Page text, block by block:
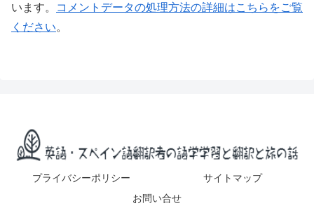
います。
コメントデータの処理方法の詳細はこちらをご覧
ください。
プライバシーポリシー
サイトマップ
お問い合せ